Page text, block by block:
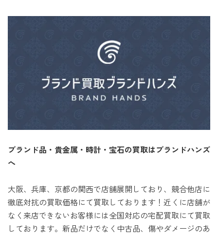
ブランド品・貴金属・時計・宝石の買取はブランドハンズ
へ
大阪、兵庫、京都の関西で店舗展開しており、競合他店に
徹底対抗の買取価格にて買取しております！近くに店舗が
なく来店できないお客様には全国対応の宅配買取にて買取
しております。新品だけでなく中古品、傷やダメージのあ